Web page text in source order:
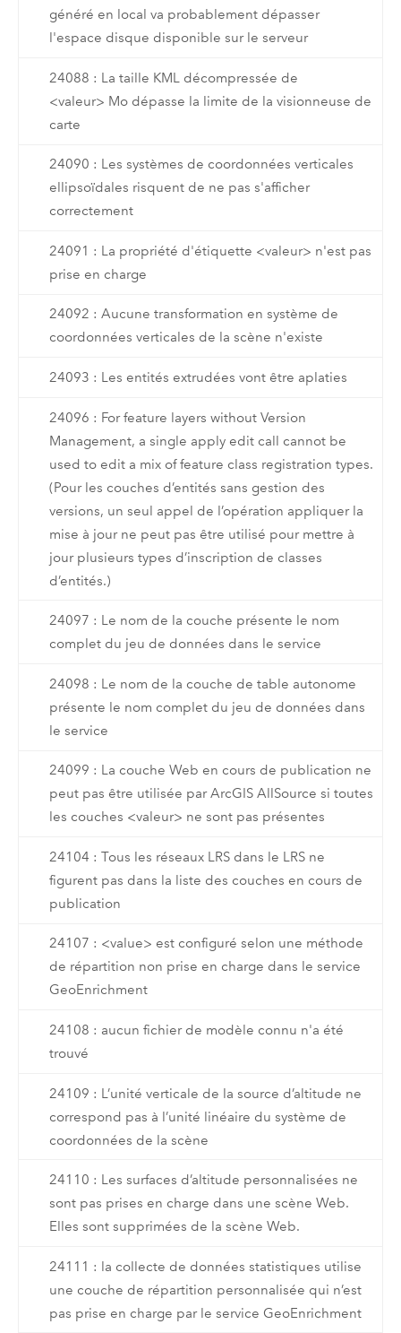
généré en local va probablement dépasser
l'espace disque disponible sur le serveur
24088 : La taille KML décompressée de
<valeur> Mo dépasse la limite de la visionneuse de
carte
24090 : Les systèmes de coordonnées verticales
ellipsoïdales risquent de ne pas s'afficher
correctement
24091 : La propriété d'étiquette <valeur> n'est pas
prise en charge
24092 : Aucune transformation en système de
coordonnées verticales de la scène n'existe
24093 : Les entités extrudées vont être aplaties
24096 : For feature layers without Version
Management, a single apply edit call cannot be
used to edit a mix of feature class registration types.
(Pour les couches d’entités sans gestion des
versions, un seul appel de l’opération appliquer la
mise à jour ne peut pas être utilisé pour mettre à
jour plusieurs types d’inscription de classes
d’entités.)
24097 : Le nom de la couche présente le nom
complet du jeu de données dans le service
24098 : Le nom de la couche de table autonome
présente le nom complet du jeu de données dans
le service
24099 : La couche Web en cours de publication ne
peut pas être utilisée par ArcGIS AllSource si toutes
les couches <valeur> ne sont pas présentes
24104 : Tous les réseaux LRS dans le LRS ne
figurent pas dans la liste des couches en cours de
publication
24107 : <value> est configuré selon une méthode
de répartition non prise en charge dans le service
GeoEnrichment
24108 : aucun fichier de modèle connu n'a été
trouvé
24109 : L’unité verticale de la source d’altitude ne
correspond pas à l’unité linéaire du système de
coordonnées de la scène
24110 : Les surfaces d’altitude personnalisées ne
sont pas prises en charge dans une scène Web.
Elles sont supprimées de la scène Web.
24111 : la collecte de données statistiques utilise
une couche de répartition personnalisée qui n’est
pas prise en charge par le service GeoEnrichment